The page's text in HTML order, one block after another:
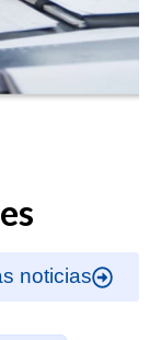
noticias